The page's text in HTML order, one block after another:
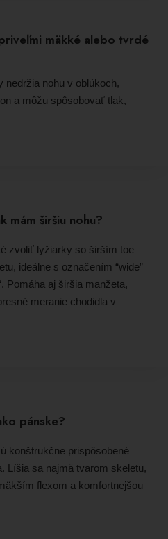
mäkké alebo tvrdé
nohu v oblúkoch,
a môžu spôsobovať tlak,
mám širšiu nohu?
zvoliť lyžiarky so širším toe
ideálne s označením “wide”
Pomáha aj širšia manžeta,
meranie chodidla v
pánske?
konštrukčne prispôsobené
Líšia sa najmä tvarom skeletu,
flexom a komfortnejšou